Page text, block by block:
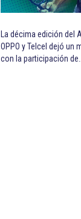
La décima edición del
OPPO y Telcel dejó un
con la participación de…